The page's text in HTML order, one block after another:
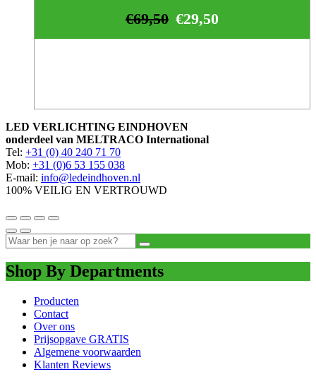
€29,50
€69,50
LED VERLICHTING EINDHOVEN
onderdeel van MELTRACO International
Tel: +31 (0) 40 240 71 70
Mob: +31 (0)6 53 155 038
E-mail: info@ledeindhoven.nl
100% VEILIG EN VERTROUWD
Shop By Departments
Producten
Contact
Over ons
Prijsopgave GRATIS
Algemene voorwaarden
Klanten Reviews